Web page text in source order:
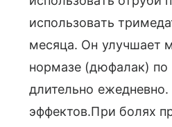
использовать
месяца. Он улучшает
нормазе (дюфалак) по
длительно
эффектов.При болях